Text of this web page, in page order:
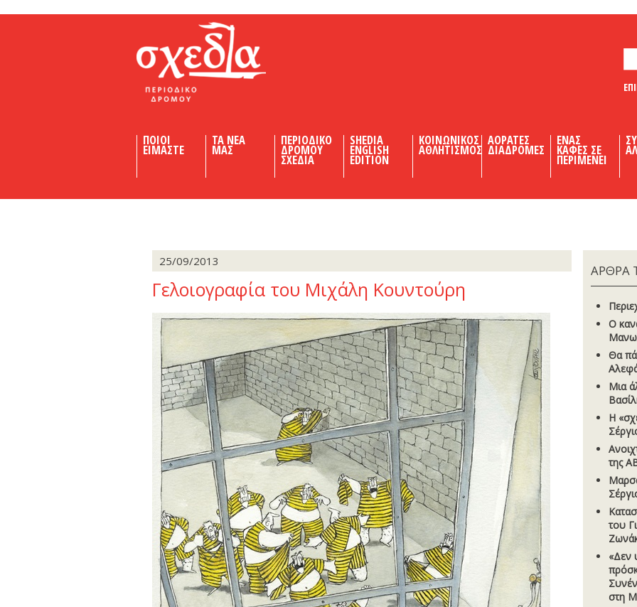
ΠΟΙΟΙ
ΕΙΜΑΣΤΕ
ΤΑ ΝΕΑ
ΜΑΣ
ΠΕΡΙΟΔΙΚΟ
ΔΡΟΜΟΥ
ΣΧΕΔΙΑ
SHEDIA
ENGLISH
EDITION
ΚΟΙΝΩΝΙΚΟΣ
ΑΘΛΗΤΙΣΜΟΣ
ΑΟΡΑΤΕΣ
ΔΙΑΔΡΟΜΕΣ
ΕΝΑΣ
ΚΑΦΕΣ ΣΕ
ΠΕΡΙΜΕΝΕΙ
25/09/2013
Γελοιογραφία του Μιχάλη Κουντούρη
ΑΡΘΡΑ
Ο
Θα
Μια
Η
της
του
«Δεν
στη